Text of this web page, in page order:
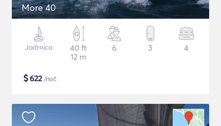
More 40
Jadrnica
40 ft
12 m
6 3 4
$622/noč